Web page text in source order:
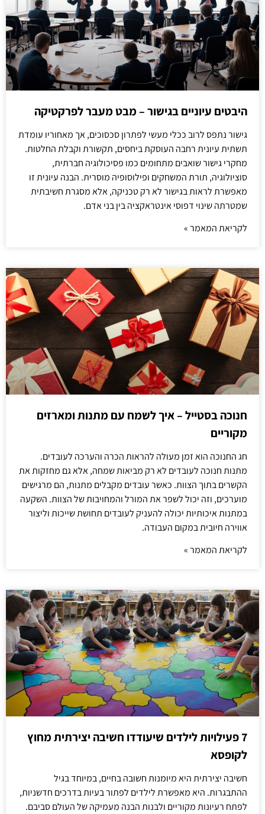
היבטים עיוניים בגישור – מבט מעבר לפרקטיקה
גישור נתפס לרוב ככלי מעשי לפתרון סכסוכים, אך מאחוריו עומדת
תשתית עיונית רחבה העוסקת ביחסים, תקשורת וקבלת החלטות.
מחקרי גישור שואבים מתחומים כמו פסיכולוגיה חברתית,
סוציולוגיה, תורת המשחקים ופילוסופיה מוסרית. הבנה עיונית זו
מאפשרת לראות בגישור לא רק טכניקה, אלא מסגרת חשיבתית
שמטרתה שינוי דפוסי אינטראקציה בין בני אדם.
לקריאת המאמר »
חנוכה בסטייל – איך לשמח עם מתנות ומארזים
מקוריים
חג החנוכה הוא זמן מעולה להראות הכרה והערכה לעובדים.
מתנות חנוכה לעובדים לא רק מביאות שמחה, אלא גם מחזקות את
הקשרים בתוך הצוות. כאשר עובדים מקבלים מתנות, הם מרגישים
מוערכים, וזה יכול לשפר את המורל והמחויבות של הצוות. השקעה
במתנות איכותיות יכולה להעניק לעובדים תחושת שייכות וליצור
אווירה חיובית במקום העבודה.
לקריאת המאמר »
7 פעילויות לילדים שיעודדו חשיבה יצירתית מחוץ
לקופסא
חשיבה יצירתית היא מיומנות חשובה בחיים, במיוחד בגיל
ההתבגרות. היא מאפשרת לילדים לפתור בעיות בדרכים חדשניות,
לפתח רעיונות מקוריים ולבנות הבנה מעמיקה של העולם סביבם.